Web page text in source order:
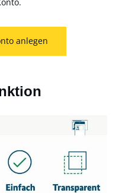
anlegen